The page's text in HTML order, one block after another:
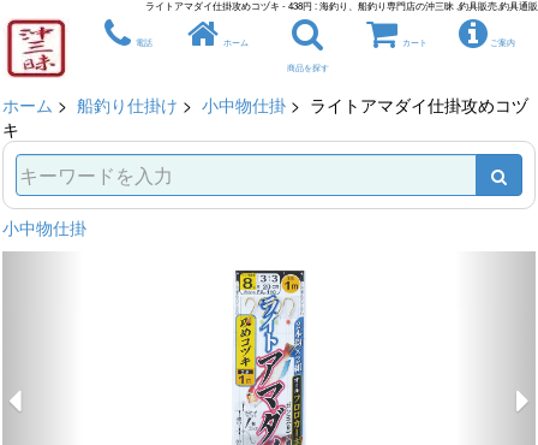
ライトアマダイ仕掛攻めコヅキ - 438円 : 海釣り、船釣り専門店の沖三昧 ,釣具販売,釣具通販
電話 ホーム
商品を探す
カート ご案内
ホーム > 船釣り仕掛け > 小中物仕掛 > ライトアマダイ仕掛攻めコヅ
キ
小中物仕掛